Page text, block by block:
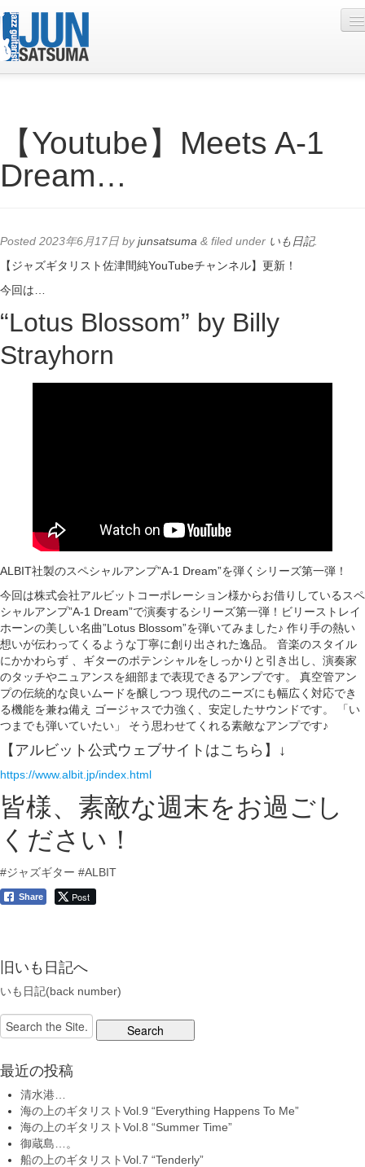
Live Schedule
Discography
Contact
YouTube
Online Lesson
【Youtube】Meets A-1
Dream…
Posted 2023年6月17日 byjunsatsuma & filed under いも日記.
【ジャズギタリスト佐津間純YouTubeチャンネル】更新！
今回は…
“Lotus Blossom” by Billy
Strayhorn
ALBIT社製のスペシャルアンプ”A-1 Dream”を弾くシリーズ第一弾！
今回は株式会社アルビットコーポレーション様からお借りしているスペ
シャルアンプ”A-1 Dream”で演奏するシリーズ第一弾！ビリーストレイ
ホーンの美しい名曲”Lotus Blossom”を弾いてみました♪ 作り手の熱い
想いが伝わってくるような丁寧に創り出された逸品。 音楽のスタイル
にかかわらず 、ギターのポテンシャルをしっかりと引き出し、演奏家
のタッチやニュアンスを細部まで表現できるアンプです。 真空管アン
プの伝統的な良いムードを醸しつつ 現代のニーズにも幅広く対応でき
る機能を兼ね備え ゴージャスで力強く、安定したサウンドです。 「い
つまでも弾いていたい」 そう思わせてくれる素敵なアンプです♪
【アルビット公式ウェブサイトはこちら】↓
https://www.albit.jp/index.html
皆様、素敵な週末をお過ごし
ください！
#ジャズギター #ALBIT
Share Post
旧いも日記へ
いも日記(back number)
Search
for:
最近の投稿
清水港…
海の上のギタリストVol.9 “Everything Happens To Me”
海の上のギタリストVol.8 “Summer Time”
御蔵島…。
船の上のギタリストVol.7 “Tenderly”